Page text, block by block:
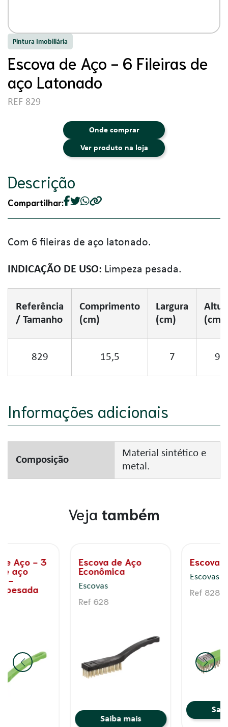
Pintura Imobiliária
Escova de Aço - 6 Fileiras de
aço Latonado
REF 829
Onde comprar
Ver produto na loja
Descrição
Compartilhar:
Com 6 fileiras de aço latonado.
INDICAÇÃO DE USO: Limpeza pesada.
Referência
/ Tamanho
Comprimento
(cm)
Largura
(cm)
(cm)
829 15,5 7 9
Informações adicionais
Composição
Material sintético e
metal.
Veja também
Escova de Aço
Escovas
Ref 828
Saiba mais
Desempenadeira
de Borracha -
reboco com fino